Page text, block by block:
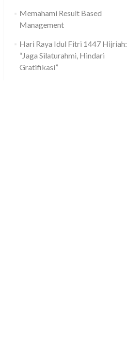
Memahami Result Based
Management
Hari Raya Idul Fitri 1447 Hijriah:
“Jaga Silaturahmi, Hindari
Gratifikasi”